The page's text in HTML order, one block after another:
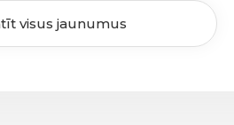
visus jaunumus